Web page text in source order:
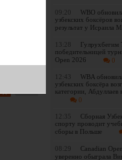
09:20
WBO
узбекских боксёров
результат у Исраила
13:28
Гулрухбегим
победительницей
Open 2026
0
12:43
WBA
узбекских боксёра
категории, Абдуллаев
0
12:35
Сборная
спорту проводит
сборы в Польше
08:29
Canadian
уверенно обыграла